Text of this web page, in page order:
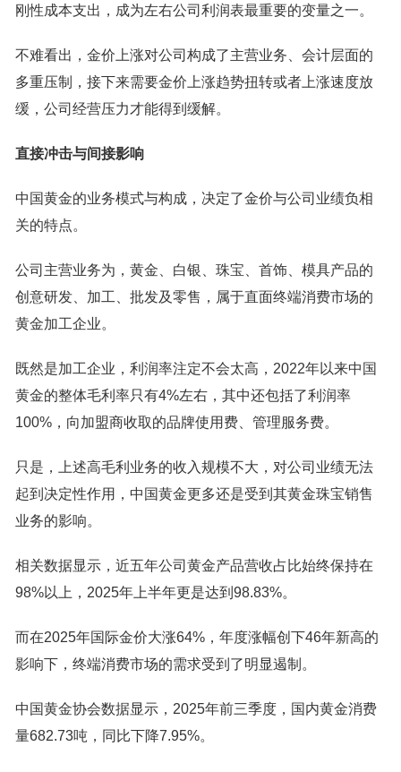
刚性成本支出，成为左右公司利润表最重要的变量之一。
不难看出，金价上涨对公司构成了主营业务、会计层面的
多重压制，接下来需要金价上涨趋势扭转或者上涨速度放
缓，公司经营压力才能得到缓解。
直接冲击与间接影响
中国黄金的业务模式与构成，决定了金价与公司业绩负相
关的特点。
公司主营业务为，黄金、白银、珠宝、首饰、模具产品的
创意研发、加工、批发及零售，属于直面终端消费市场的
黄金加工企业。
既然是加工企业，利润率注定不会太高，2022年以来中国
黄金的整体毛利率只有4%左右，其中还包括了利润率
100%，向加盟商收取的品牌使用费、管理服务费。
只是，上述高毛利业务的收入规模不大，对公司业绩无法
起到决定性作用，中国黄金更多还是受到其黄金珠宝销售
业务的影响。
相关数据显示，近五年公司黄金产品营收占比始终保持在
98%以上，2025年上半年更是达到98.83%。
而在2025年国际金价大涨64%，年度涨幅创下46年新高的
影响下，终端消费市场的需求受到了明显遏制。
中国黄金协会数据显示，2025年前三季度，国内黄金消费
量682.73吨，同比下降7.95%。